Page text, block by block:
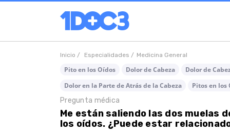
Inicio / Especialidades / Medicina General
Pito en los Oídos Dolor de Cabeza Dolor de
Dolor en la Parte de Atrás de la Cabeza
Pitos en los
Pregunta médica
Me están saliendo las dos muelas
los oídos. ¿Puede estar